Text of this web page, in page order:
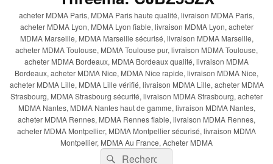
acheter MDMA Paris, MDMA Paris haute qualité, livraison MDMA Paris,
acheter MDMA Lyon, MDMA Lyon fiable, livraison MDMA Lyon, acheter
MDMA Marseille, MDMA Marseille sécurisé, livraison MDMA Marseille,
acheter MDMA Toulouse, MDMA Toulouse pur, livraison MDMA Toulouse,
acheter MDMA Bordeaux, MDMA Bordeaux qualité, livraison MDMA
Bordeaux, acheter MDMA Nice, MDMA Nice rapide, livraison MDMA Nice,
acheter MDMA Lille, MDMA Lille vérifié, livraison MDMA Lille, acheter MDMA
Strasbourg, MDMA Strasbourg sécurité, livraison MDMA Strasbourg, acheter
MDMA Nantes, MDMA Nantes haut de gamme, livraison MDMA Nantes,
acheter MDMA Rennes, MDMA Rennes fiable, livraison MDMA Rennes,
acheter MDMA Montpellier, MDMA Montpellier sécurisé, livraison MDMA
Montpellier, MDMA Au France, Acheter MDMA
Recherche :
Rechercher